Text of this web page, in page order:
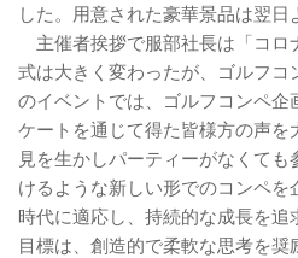
した。用意された豪華景品は翌日
主催者挨拶で服部社長は「コロ
式は大きく変わったが、ゴルフコ
のイベントでは、ゴルフコンペ企
ケートを通じて得た皆様方の声
見を生かしパーティーがなくて
けるような新しい形でのコンペを
時代に適応し、持続的な成長を
目標は、創造的で柔軟な思考を